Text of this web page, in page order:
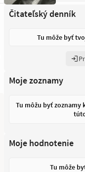
zvierat
Čitateľský denník
Tu môže byť
Moje zoznamy
Tu môžu byť
Moje hodnotenie
Tu môže